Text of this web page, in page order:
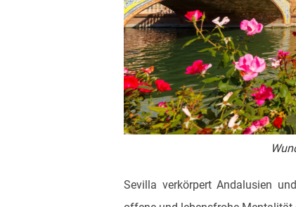
Sevilla verkörpert Andalusien